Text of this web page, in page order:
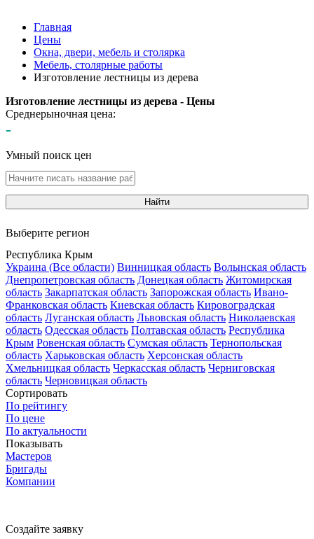
Главная
Цены
Окна, двери, мебель и столярка
Мебель, столярные работы
Изготовление лестницы из дерева
Изготовление лестницы из дерева - Цены
Среднерыночная цена:
-
Умный поиск цен
Найти
Выберите регион
Республика Крым
Украина (Все области) Винницкая область Волынская область
Днепропетровская область Донецкая область Житомирская
область Закарпатская область Запорожская область Ивано-
Франковская область Киевская область Кировоградская
область Луганская область Львовская область Николаевская
область Одесская область Полтавская область Республика
Крым Ровенская область Сумская область Тернопольская
область Харьковская область Херсонская область
Хмельницкая область Черкасская область Черниговская
область Черновицкая область
Сортировать
По рейтингу
По цене
По актуальности
Показывать
Мастеров
Бригады
Компании
Создайте заявку